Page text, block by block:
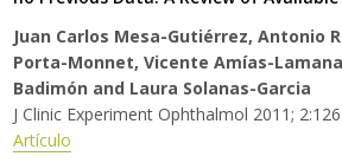
Juan Carlos Mesa-Gutiérrez, Antonio
Porta-Monnet, Vicente Amías-
Badimón and Laura Solanas-Garcia
J Clinic Experiment Ophthalmol 2011; 2:126.
Artículo